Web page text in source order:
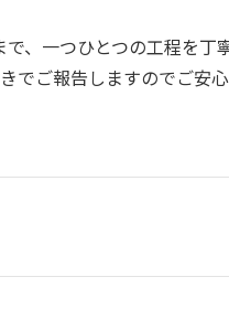
、一つひとつの工程を丁
ご報告しますのでご安心